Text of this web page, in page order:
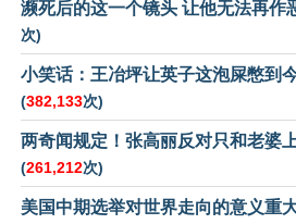
濒死后的这一个镜头 让他无法再作
次)
小笑话：王冶坪让英子这泡屎憋到
(382,133次)
两奇闻规定！张高丽反对只和老婆
(261,212次)
美国中期选举对世界走向的意义重